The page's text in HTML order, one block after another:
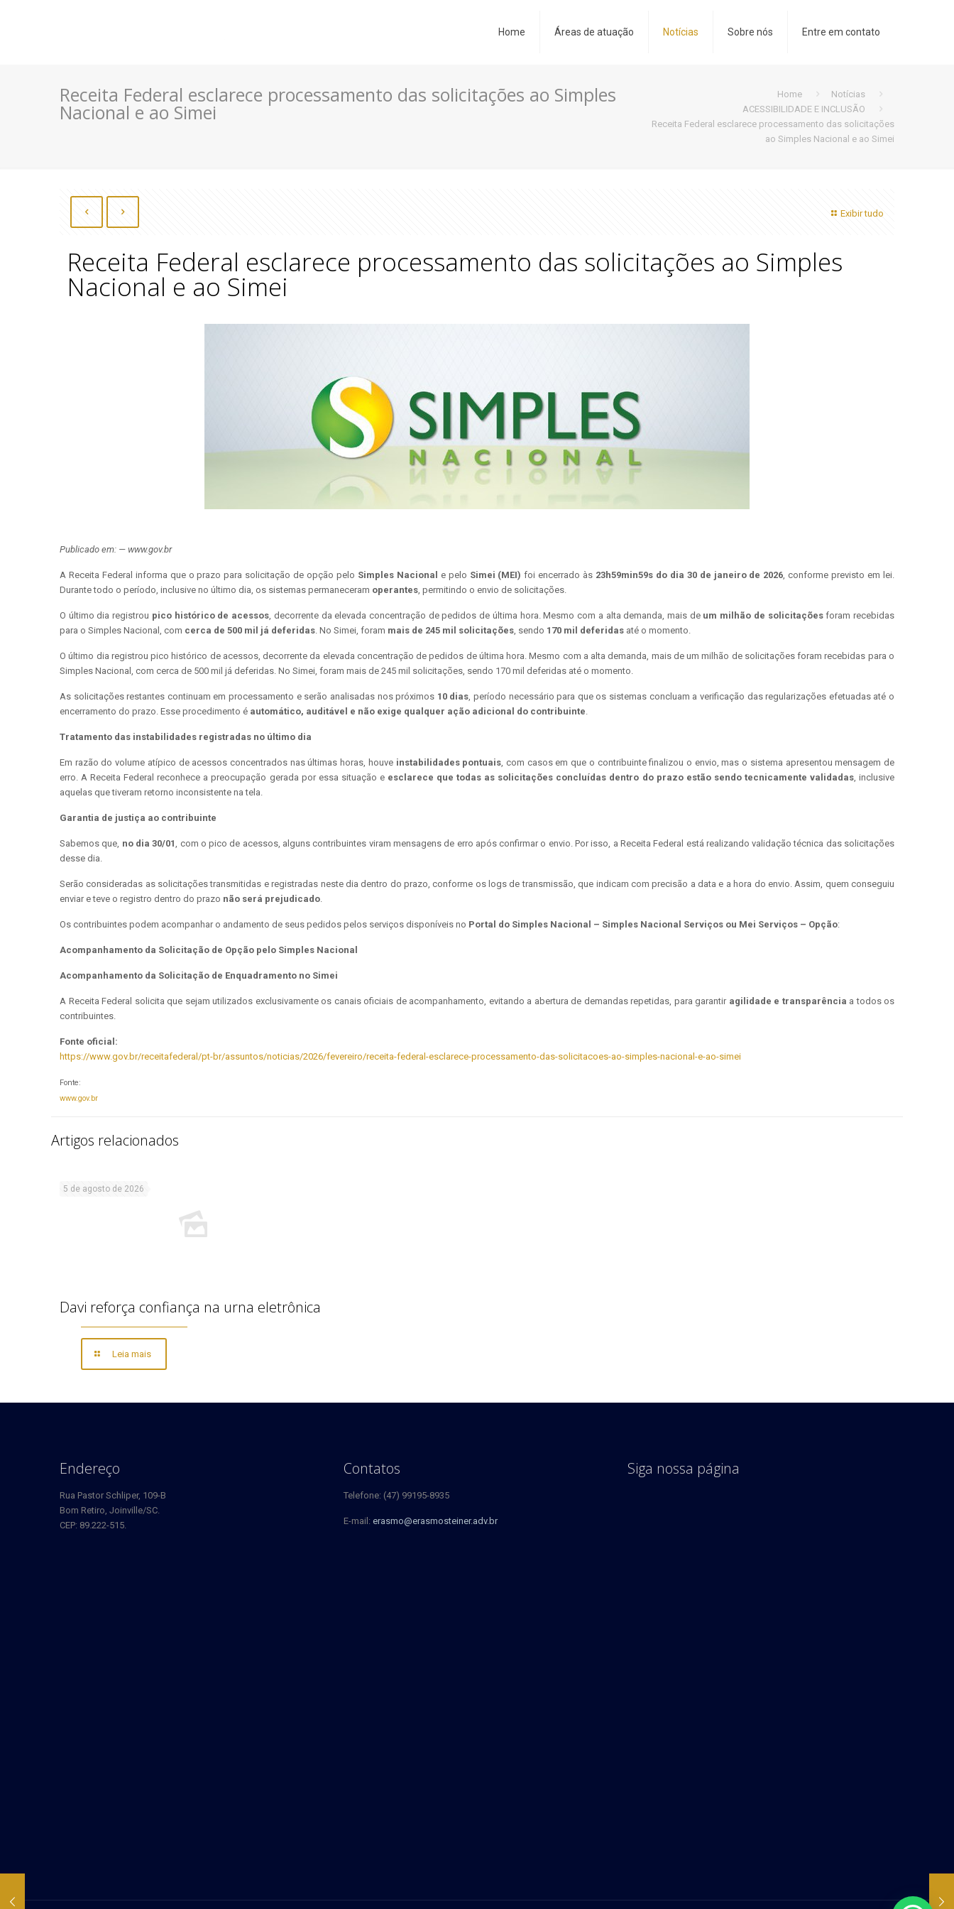
Home Áreas de atuação Notícias Sobre nós Entre em contato
Receita Federal esclarece processamento das solicitações ao Simples
Nacional e ao Simei
Home
Notícias
ACESSIBILIDADE E INCLUSÃO
Receita Federal esclarece processamento das solicitações
ao Simples Nacional e ao Simei
Exibir tudo
Receita Federal esclarece processamento das solicitações ao Simples
Nacional e ao Simei
Publicado em: — www.gov.br
A Receita Federal informa que o prazo para solicitação de opção pelo Simples Nacional e pelo Simei (MEI) foi encerrado às 23h59min59s do dia 30 de janeiro de 2026, conforme previsto em lei.
Durante todo o período, inclusive no último dia, os sistemas permaneceram operantes, permitindo o envio de solicitações.
O último dia registrou pico histórico de acessos, decorrente da elevada concentração de pedidos de última hora. Mesmo com a alta demanda, mais de um milhão de solicitaçõesforam recebidas
para o Simples Nacional, com cerca de 500 mil já deferidas. No Simei, foram mais de 245 mil solicitações, sendo 170 mil deferidas até o momento.
O último dia registrou pico histórico de acessos, decorrente da elevada concentração de pedidos de última hora. Mesmo com a alta demanda, mais de um milhão de solicitações foram recebidas para o
Simples Nacional, com cerca de 500 mil já deferidas. No Simei, foram mais de 245 mil solicitações, sendo 170 mil deferidas até o momento.
As solicitações restantes continuam em processamento e serão analisadas nos próximos 10 dias, período necessário para que os sistemas concluam a verificação das regularizações efetuadas até o
encerramento do prazo. Esse procedimento é automático, auditável e não exige qualquer ação adicional do contribuinte.
Tratamento das instabilidades registradas no último dia
Em razão do volume atípico de acessos concentrados nas últimas horas, houve instabilidades pontuais, com casos em que o contribuinte finalizou o envio, mas o sistema apresentou mensagem de
erro. A Receita Federal reconhece a preocupação gerada por essa situação e esclarece que todas as solicitações concluídas dentro do prazo estão sendo tecnicamente validadas, inclusive
aquelas que tiveram retorno inconsistente na tela.
Garantia de justiça ao contribuinte
Sabemos que, no dia 30/01, com o pico de acessos, alguns contribuintes viram mensagens de erro após confirmar o envio. Por isso, a Receita Federal está realizando validação técnica das solicitações
desse dia.
Serão consideradas as solicitações transmitidas e registradas neste dia dentro do prazo, conforme os logs de transmissão, que indicam com precisão a data e a hora do envio. Assim, quem conseguiu
enviar e teve o registro dentro do prazo não será prejudicado.
Os contribuintes podem acompanhar o andamento de seus pedidos pelos serviços disponíveis no Portal do Simples Nacional – Simples Nacional Serviços ou Mei Serviços – Opção:
Acompanhamento da Solicitação de Opção pelo Simples Nacional
Acompanhamento da Solicitação de Enquadramento no Simei
A Receita Federal solicita que sejam utilizados exclusivamente os canais oficiais de acompanhamento, evitando a abertura de demandas repetidas, para garantir agilidade e transparência a todos os
contribuintes.
Fonte oficial:
https://www.gov.br/receitafederal/pt-br/assuntos/noticias/2026/fevereiro/receita-federal-esclarece-processamento-das-solicitacoes-ao-simples-nacional-e-ao-simei
Fonte:
www.gov.br
Artigos relacionados
5 de agosto de 2026
Davi reforça confiança na urna eletrônica
Leia mais
Endereço
Rua Pastor Schliper, 109-B
Bom Retiro, Joinville/SC.
CEP: 89.222-515.
Contatos
Telefone: (47) 99195-8935
E-mail: erasmo@erasmosteiner.adv.br
Siga nossa página